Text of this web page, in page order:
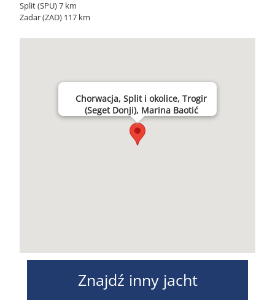
Split (SPU) 7 km
Zadar (ZAD) 117 km
Chorwacja, Split i okolice, Trogir
(Seget Donji), Marina Baotić